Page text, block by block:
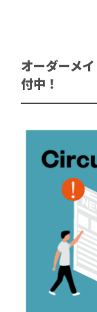
オーダーメ
付中！